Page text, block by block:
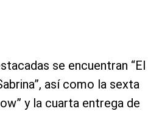
se encuentran “El
así como la sexta
y la cuarta entrega de